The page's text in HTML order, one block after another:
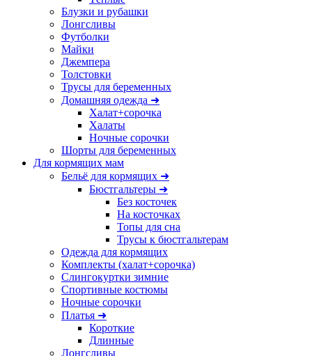
Блузки и рубашки
Лонгсливы
Футболки
Майки
Джемпера
Толстовки
Трусы для беременных
Домашняя одежда ➜
Халат+сорочка
Халаты
Ночные сорочки
Шорты для беременных
Для кормящих мам
Бельё для кормящих ➜
Бюстгальтеры ➜
Без косточек
На косточках
Топы для сна
Трусы к бюстгальтерам
Одежда для кормящих
Комплекты (халат+сорочка)
Слингокуртки зимние
Спортивные костюмы
Ночные сорочки
Платья ➜
Короткие
Длинные
Лонгсливы